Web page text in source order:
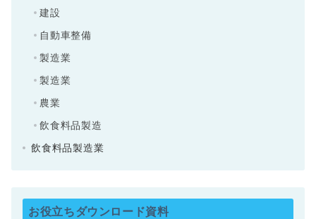
建設
自動車整備
製造業
製造業
農業
飲食料品製造
飲食料品製造業
お役立ちダウンロード資料